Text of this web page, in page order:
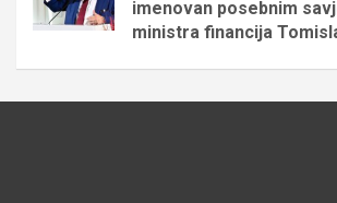
imenovan posebnim
ministra financija